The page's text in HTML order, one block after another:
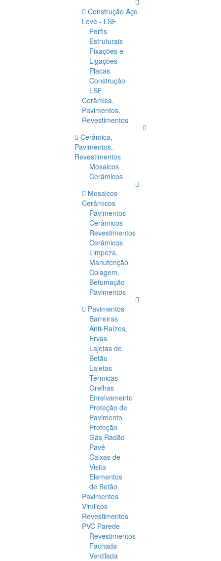
Construção Aço
Leve - LSF
Perfis
Estruturais
Fixações e
Ligações
Placas
Construção
LSF
Cerâmica,
Pavimentos,
Revestimentos
Cerâmica,
Pavimentos,
Revestimentos
Mosaicos
Cerâmicos
Mosaicos
Cerâmicos
Pavimentos
Cerâmicos
Revestimentos
Cerâmicos
Limpeza,
Manutenção
Colagem,
Betumação
Pavimentos
Pavimentos
Barreiras
Anti-Raízes,
Ervas
Lajetas de
Betão
Lajetas
Térmicas
Grelhas
Enrelvamento
Proteção de
Pavimento
Proteção
Gás Radão
Pavê
Caixas de
Visita
Elementos
de Betão
Pavimentos
Vinílicos
Revestimentos
PVC Parede
Revestimentos
Fachada
Ventilada